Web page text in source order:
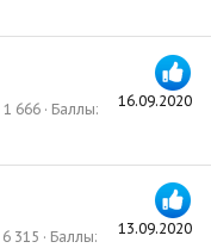
16.09.2020
1 666
Баллы
13.09.2020
6 315
Баллы